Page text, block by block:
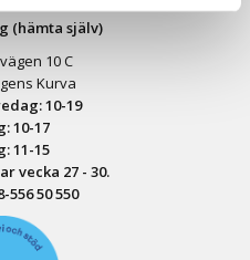
(hämta själv)
10 C
Kurva
10-19
10-17
11-15
vecka 27 - 30.
556 50 550